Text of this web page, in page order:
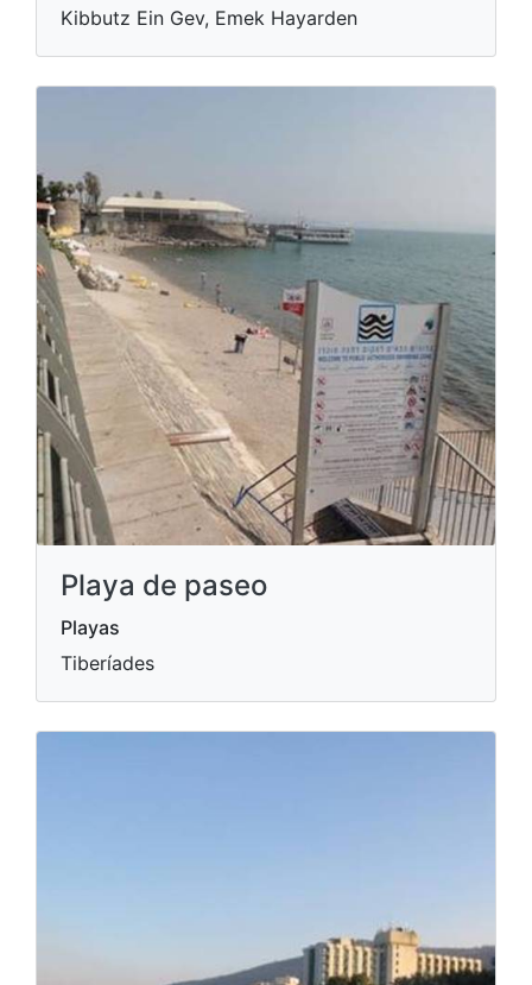
Kibbutz Ein Gev, Emek Hayarden
Playa de paseo
Playas
Tiberíades